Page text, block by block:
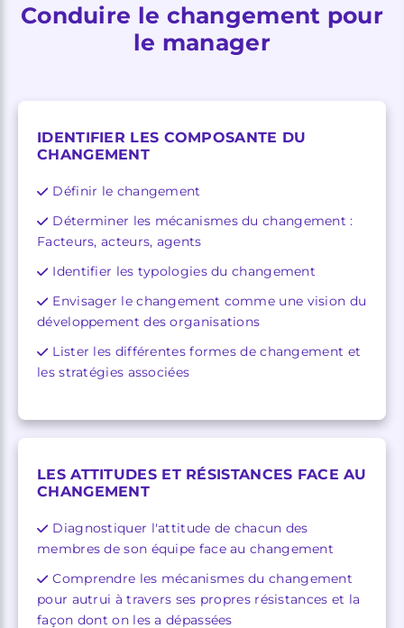
Conduire le changement pour
le manager
IDENTIFIER LES COMPOSANTE DU
CHANGEMENT
Définir le changement
Déterminer les mécanismes du changement :
Facteurs, acteurs, agents
Identifier les typologies du changement
Envisager le changement comme une vision du
développement des organisations
Lister les différentes formes de changement et
les stratégies associées
LES ATTITUDES ET RÉSISTANCES FACE AU
CHANGEMENT
Diagnostiquer l'attitude de chacun des
membres de son équipe face au changement
Comprendre les mécanismes du changement
pour autrui à travers ses propres résistances et la
façon dont on les a dépassées